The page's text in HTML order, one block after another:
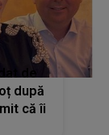
de
după
că îi